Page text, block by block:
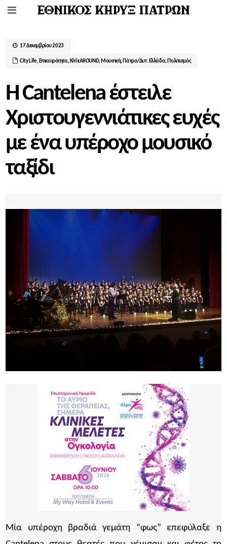
17 Δεκεμβρίου 2023
City Life, Επικαιρότητα, ΚirixAROUND, Μουσική, Πάτρα/Δυτ. Ελλάδα, Πολιτισμός
Η Cantelena έστειλε
Χριστουγεννιάτικες ευχές
με ένα υπέροχο μουσικό
ταξίδι
Μία υπέροχη βραδιά γεμάτη “φως” επεφύλαξε η